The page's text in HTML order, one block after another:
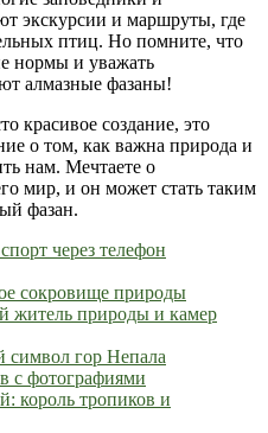
экскурсии и маршруты, где
птиц. Но помните, что
нормы и уважать
алмазные фазаны!
красивое создание, это
о том, как важна природа и
нам. Мечтаете о
мир, и он может стать таким
фазан.
через телефон
сокровище природы
житель природы и камер
символ гор Непала
с фотографиями
король тропиков и